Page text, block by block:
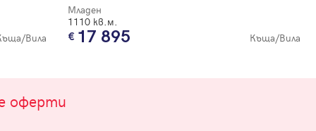
Вила
Младен
1110 кв.м.
17 895 Къща/Вила
оферти